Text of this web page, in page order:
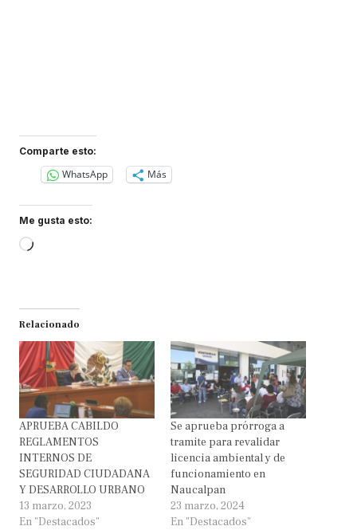
Comparte esto:
WhatsApp Más
Me gusta esto:
Loading…
Relacionado
APRUEBA CABILDO
REGLAMENTOS
INTERNOS DE
SEGURIDAD CIUDADANA
Y DESARROLLO URBANO
13 marzo, 2023
En "Destacados"
Se aprueba prórroga a
tramite para revalidar
licencia ambiental y de
funcionamiento en
Naucalpan
23 marzo, 2024
En "Destacados"